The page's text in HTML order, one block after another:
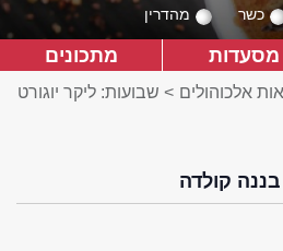
כשר מהדרין
מסעדות מתכונים
אלכוהולים > שבועות: ליקר יוגורט
קולדה